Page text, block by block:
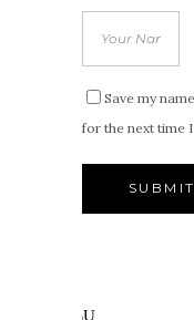
Save my
for the next time